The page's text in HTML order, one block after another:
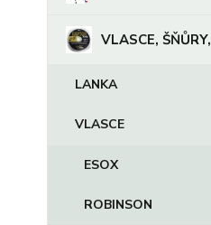
VLASCE,
LANKA
VLASCE
ESOX
ROBINSON